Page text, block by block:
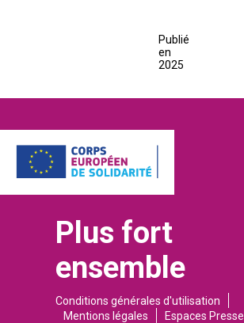
Publié
en
2025
Plus fort
ensemble
Conditions générales d'utilisation
Mentions légales
Espaces Presse